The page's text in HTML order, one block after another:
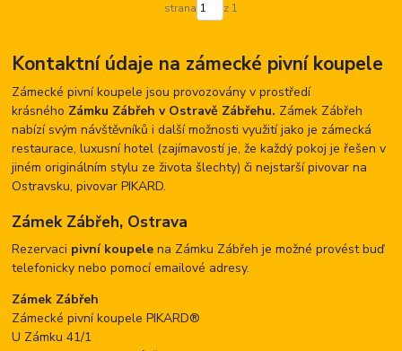
strana z 1
Kontaktní údaje na zámecké pivní koupele
Zámecké pivní koupele jsou provozovány v prostředí
krásného Zámku Zábřeh v Ostravě Zábřehu. Zámek Zábřeh
nabízí svým návštěvníků i další možnosti využití jako je zámecká
restaurace, luxusní hotel (zajímavostí je, že každý pokoj je řešen v
jiném originálním stylu ze života šlechty) či nejstarší pivovar na
Ostravsku, pivovar PIKARD.
Zámek Zábřeh, Ostrava
Rezervaci pivní koupele na Zámku Zábřeh je možné provést buď
telefonicky nebo pomocí emailové adresy.
Zámek Zábřeh
Zámecké pivní koupele PIKARD®
U Zámku 41/1